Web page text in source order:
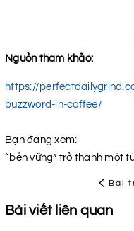
Nguồn tham khảo:
https://
buzzword-in-coffee/
Bạn đang xem:
“bền vững” trở thành một
Bài
Bài viết liên quan